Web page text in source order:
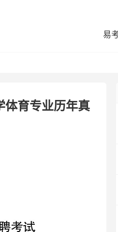
易
体育专业历年真